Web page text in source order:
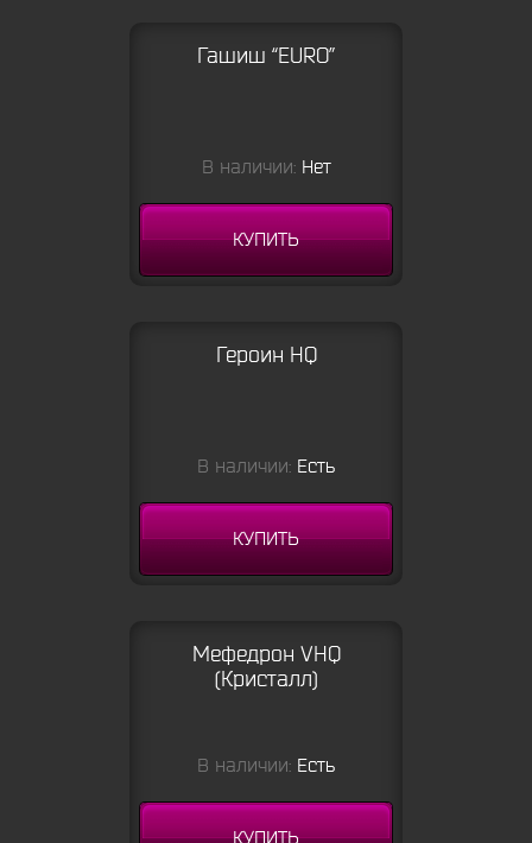
Гашиш “EURO”
В наличии: Нет
КУПИТЬ
Героин HQ
В наличии: Есть
КУПИТЬ
Мефедрон VHQ
(Кристалл)
В наличии: Есть
КУПИТЬ